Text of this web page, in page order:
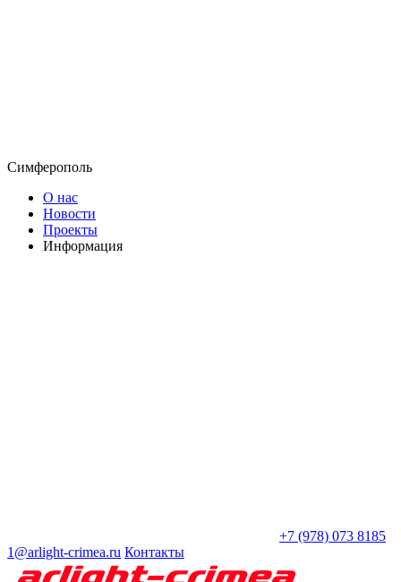
Симферополь
О нас
Новости
Проекты
Информация
+7 (978) 073 8185
1@arlight-crimea.ru Контакты